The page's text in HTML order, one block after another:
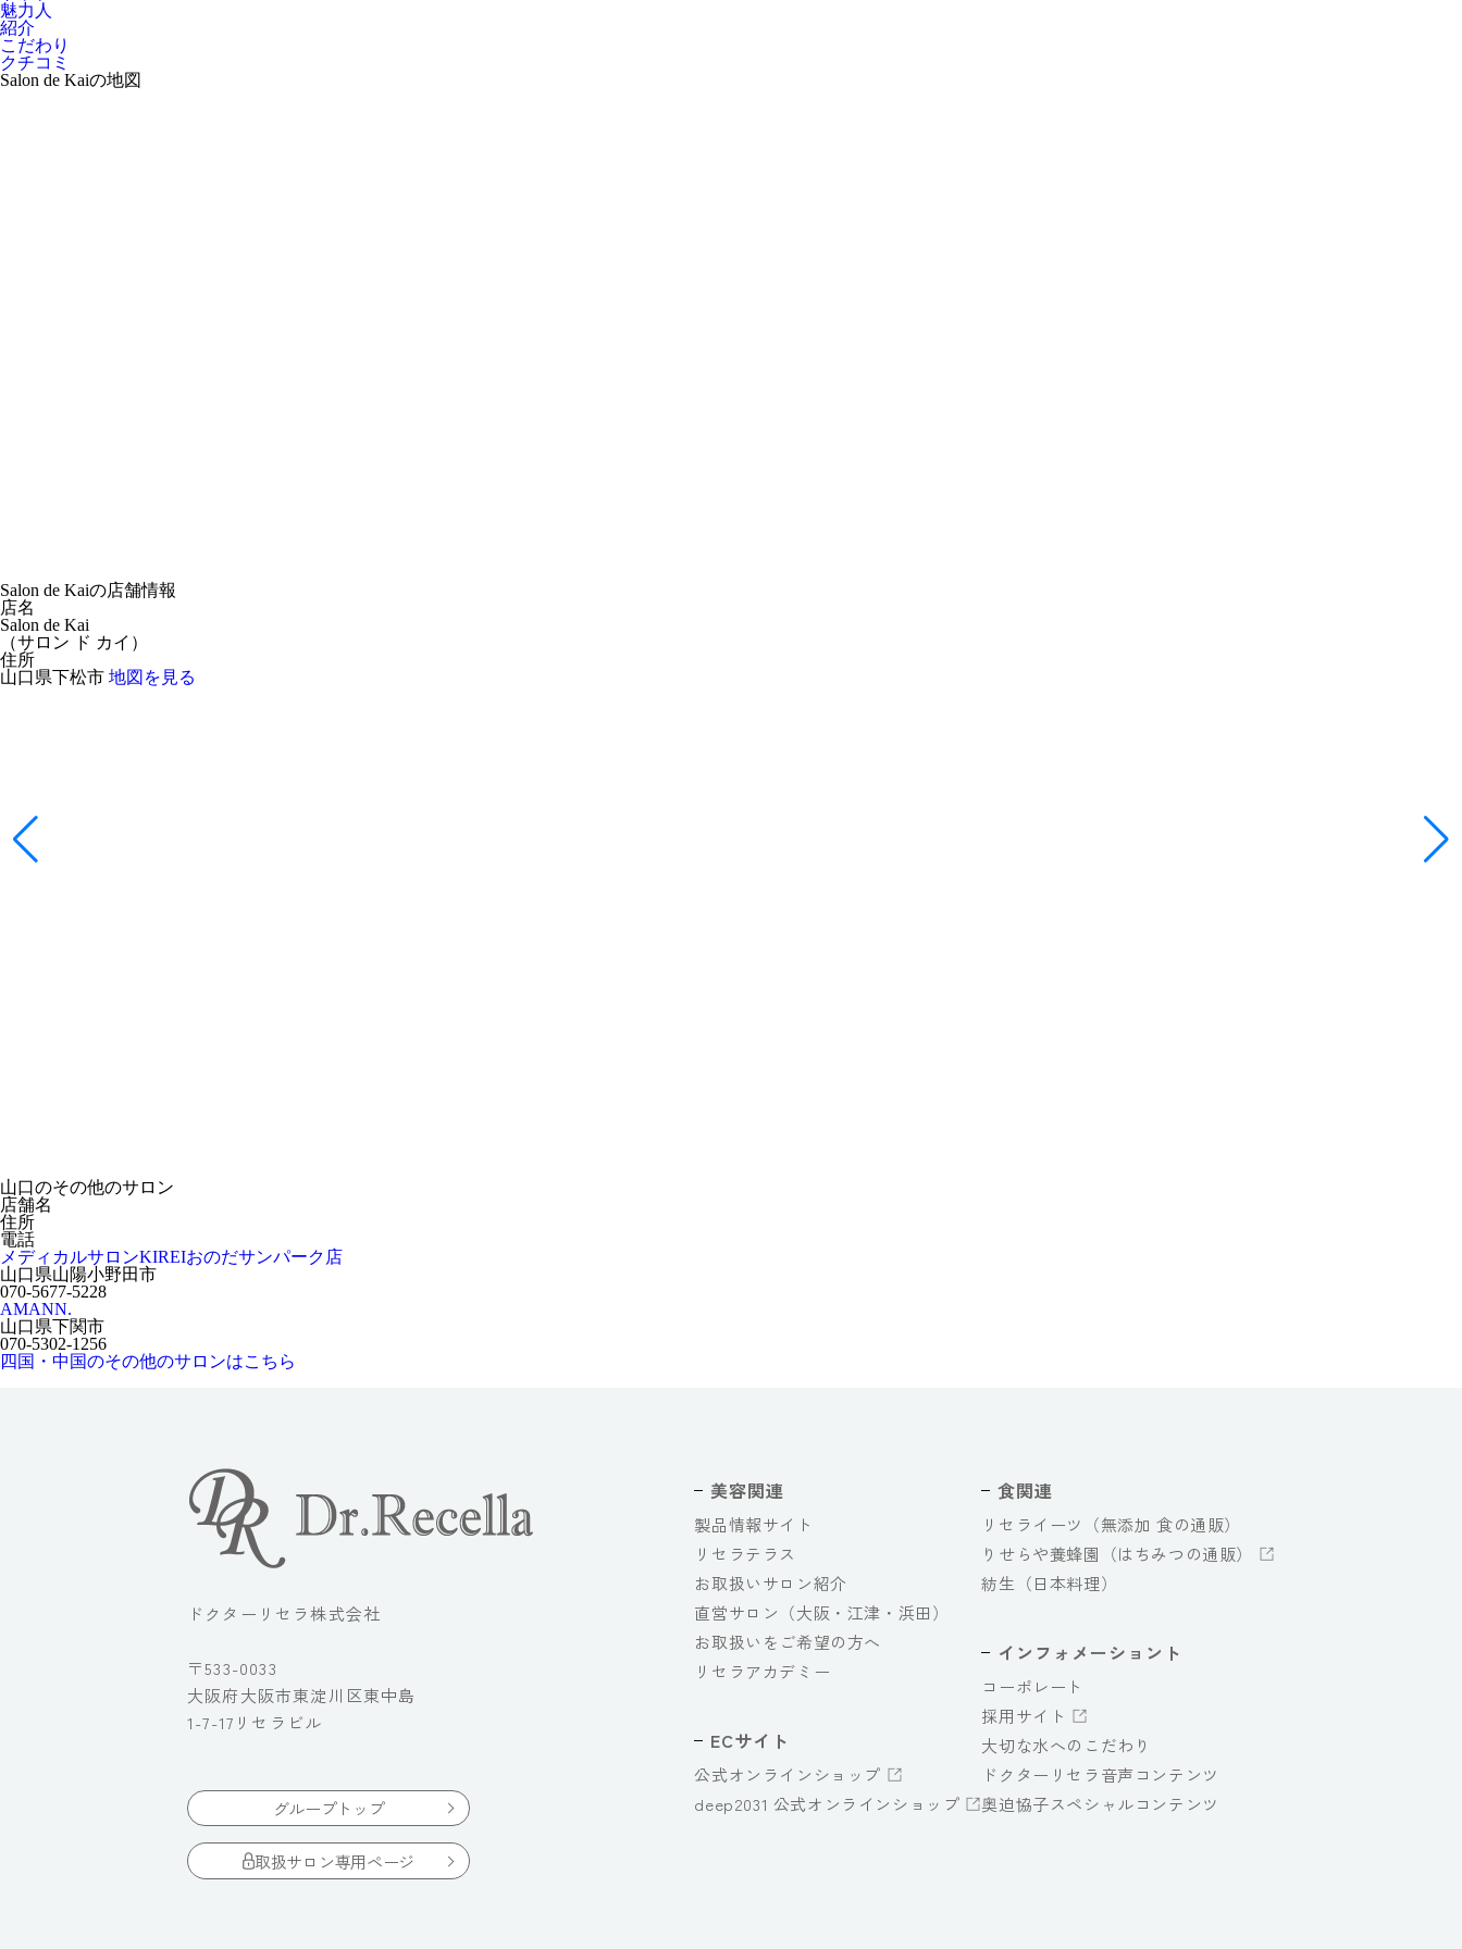
魅力人
紹介
こだわり
クチコミ
Salon de Kaiの地図
Salon de Kaiの店舗情報
店名
Salon de Kai
（サロン ド カイ ）
住所
山口県下松市 地図を見る
山口のその他のサロン
店舗名
住所
電話
メディカルサロンKIREIおのだサンパーク店
山口県山陽小野田市
070-5677-5228
AMANN.
山口県下関市
070-5302-1256
四国・中国のその他のサロンはこちら
ドクターリセラ株式会社
〒533-0033
大阪府大阪市東淀川区東中島
1-7-17リセラビル
グループトップ
取扱サロン専用ページ
美容関連
製品情報サイト
リセラテラス
お取扱いサロン紹介
直営サロン（大阪・江津・浜田）
お取扱いをご希望の方へ
リセラアカデミー
ECサイト
公式オンラインショップ
deep2031 公式オンラインショップ
食関連
リセライーツ（無添加 食の通販）
りせらや養蜂園（はちみつの通販）
紡生（日本料理）
インフォメーショント
コーポレート
採用サイト
大切な水へのこだわり
ドクターリセラ音声コンテンツ
奥迫協子スペシャルコンテンツ